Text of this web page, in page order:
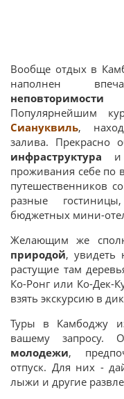
Вообще отдых в
наполнен
Популярнейшим
Сиануквиль,
залива. Прекрасно
инфраструктура и
проживания себе по
путешественников
разные
бюджетных мини-
Желающим же
природой, увидеть
растущие там
Ко-Ронг или Ко-Дек-
взять экскурсию в
Туры в Камбоджу
вашему запросу.
молодежи,
отпуск. Для них -
лыжи и другие